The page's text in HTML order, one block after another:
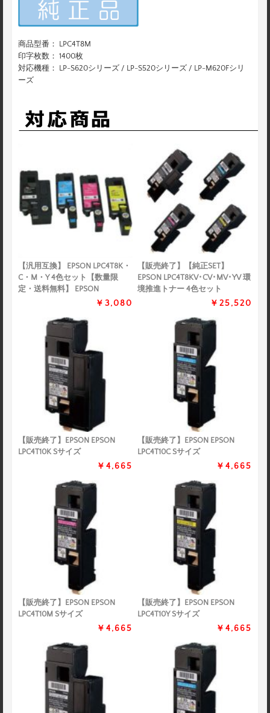
商品型番： LPC4T8M
印字枚数： 1400枚
対応機種： LP-S620シリーズ / LP-S520シリーズ / LP-M620Fシリ
ーズ
【汎用互換】 EPSON LPC4T8K・
C・M・Y 4色セット【数量限
定・送料無料】 EPSON
￥3,080
【販売終了】【純正SET】
EPSON LPC4T8KV･CV･MV･YV 環
境推進トナー 4色セット
￥25,520
【販売終了】EPSON EPSON
LPC4T10K Sサイズ
￥4,665
【販売終了】EPSON EPSON
LPC4T10C Sサイズ
￥4,665
【販売終了】EPSON EPSON
LPC4T10M Sサイズ
￥4,665
【販売終了】EPSON EPSON
LPC4T10Y Sサイズ
￥4,665